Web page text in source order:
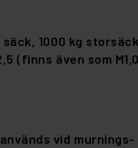
1000 kg
(finns även som
vid murnings-